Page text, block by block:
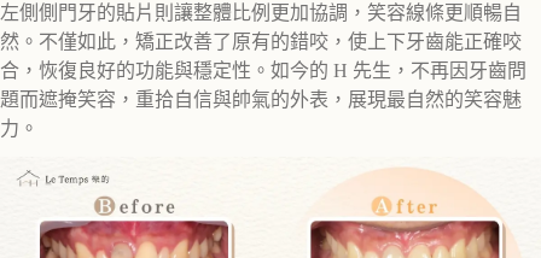
左側側門牙的貼片則讓整體比例更加協調，笑容線條更順暢自
然。不僅如此，矯正改善了原有的錯咬，使上下牙齒能正確咬
合，恢復良好的功能與穩定性。如今的 H 先生，不再因牙齒問
題而遮掩笑容，重拾自信與帥氣的外表，展現最自然的笑容魅
力。